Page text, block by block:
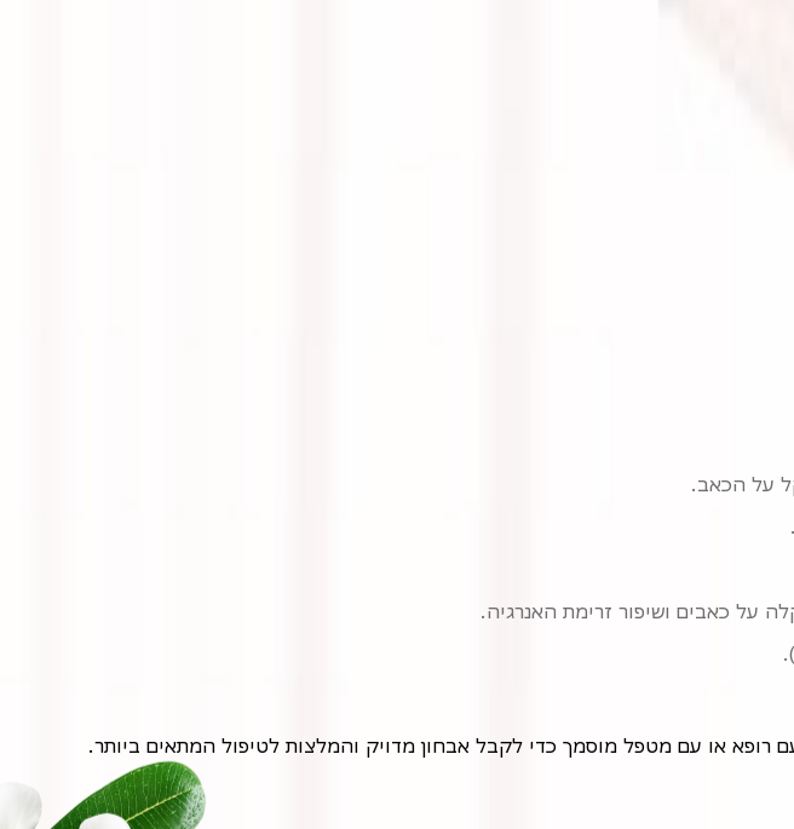
על הכאב.
על כאבים ושיפור זרימת האנרגיה.
רופא או עם מטפל מוסמך כדי לקבל אבחון מדויק והמלצות לטיפול המתאים ביותר.